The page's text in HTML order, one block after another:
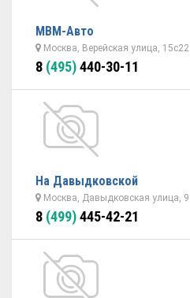
МВМ-Авто
Москва, Верейская улица, 15с22
8 (495)440-30-11
На Давыдковской
Москва, Давыдковская улица, 9
8 (499)445-42-21